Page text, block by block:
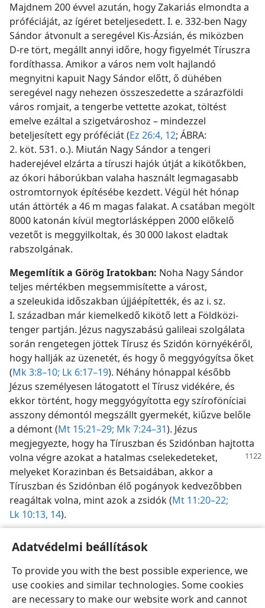
Adatvédelmi beállítások
To provide you with the best possible experience, we
use cookies and similar technologies. Some cookies
are necessary to make our website work and cannot
Majdnem 200 évvel azután, hogy Zakariás elmondta a
próféciáját, az ígéret beteljesedett. I. e. 332-ben Nagy
Sándor átvonult a seregével Kis-Ázsián, és miközben
D-re tört, megállt annyi időre, hogy figyelmét Tíruszra
fordíthassa. Amikor a város nem volt hajlandó
megnyitni kapuit Nagy Sándor előtt, ő dühében
seregével nagy nehezen összeszedette a szárazföldi
város romjait, a tengerbe vettette azokat, töltést
emelve ezáltal a szigetvároshoz – mindezzel
beteljesített egy próféciát (Ez 26:4, 12; ÁBRA:
2. köt. 531. o.). Miután Nagy Sándor a tengeri
haderejével elzárta a tíruszi hajók útját a kikötőkben,
az ókori háborúkban valaha használt legmagasabb
ostromtornyok építésébe kezdett. Végül hét hónap
után áttörték a 46 m magas falakat. A csatában megölt
8000 katonán kívül megtorlásképpen 2000 előkelő
vezetőt is meggyilkoltak, és 30 000 lakost eladtak
rabszolgának.
Megemlítik a Görög Iratokban: Noha Nagy Sándor
teljes mértékben megsemmisítette a várost,
a szeleukida időszakban újjáépítették, és az i. sz.
I. században már kiemelkedő kikötő lett a Földközi-
tenger partján. Jézus nagyszabású galileai szolgálata
során rengetegen jöttek Tírusz és Szidón környékéről,
hogy hallják az üzenetét, és hogy ő meggyógyítsa őket
(Mk 3:8–10; Lk 6:17–19). Néhány hónappal később
Jézus személyesen látogatott el Tírusz vidékére, és
ekkor történt, hogy meggyógyította egy szíroföníciai
asszony démontól megszállt gyermekét, kiűzve belőle
a démont (Mt 15:21–29; Mk 7:24–31). Jézus
megjegyezte, hogy ha Tíruszban és Szidónban hajtotta
volna végre azokat a hatalmas cselekedeteket,
melyeket Korazinban és Betsaidában, akkor a
Tíruszban és Szidónban élő pogányok kedvezőbben
reagáltak volna, mint azok a zsidók (Mt 11:20–22;
Lk 10:13, 14).
Magyar Megosztás Beállítások
Copyright© 2026 Watch Tower Bible and Tract Society of Pennsylvania